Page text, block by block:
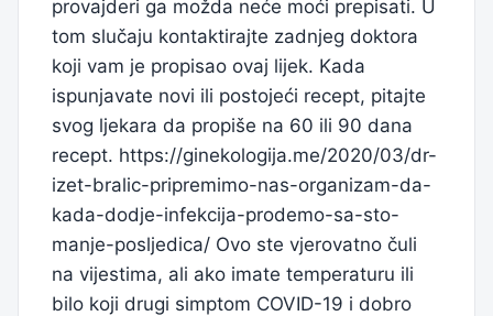
provajderi ga možda neće moći prepisati. U
tom slučaju kontaktirajte zadnjeg doktora
koji vam je propisao ovaj lijek. Kada
ispunjavate novi ili postojeći recept, pitajte
svog ljekara da propiše na 60 ili 90 dana
recept. https://ginekologija.me/2020/03/dr-
izet-bralic-pripremimo-nas-organizam-da-
kada-dodje-infekcija-prodemo-sa-sto-
manje-posljedica/ Ovo ste vjerovatno čuli
na vijestima, ali ako imate temperaturu ili
bilo koji drugi simptom COVID-19 i dobro